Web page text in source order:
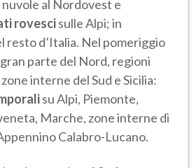
nuvole al Nordovest e
rovescisulle Alpi; in
resto d’Italia. Nel pomeriggio
parte del Nord, regioni
interne del Sud e Sicilia:
su Alpi, Piemonte,
Marche, zone interne di
Calabro-Lucano.